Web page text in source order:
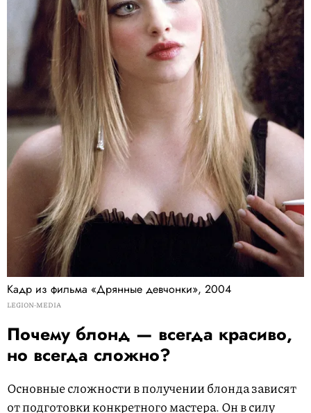
Кадр из фильма «Дрянные девчонки», 2004
LEGION-MEDIA
Почему блонд — всегда красиво,
но всегда сложно?
Основные сложности в получении блонда зависят
от подготовки конкретного мастера. Он в силу